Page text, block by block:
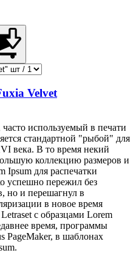
Velvet
используемый в печати
стандартной "рыбой" для
века. В то время некий
коллекцию размеров и
Ipsum для распечатки
успешно пережил без
но и перешагнул в
в новое время
с образцами Lorem
время, программы
PageMaker, в шаблонах